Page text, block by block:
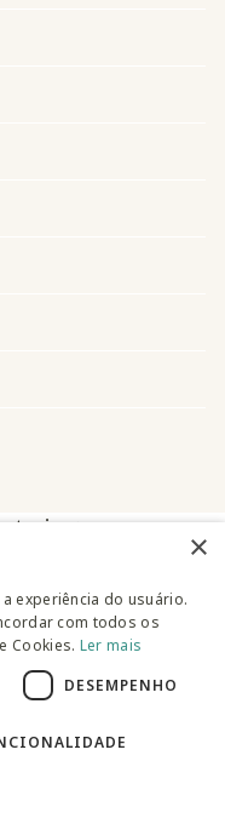
×
experiência do usuário.
com todos os
Cookies. Ler mais
DESEMPENHO